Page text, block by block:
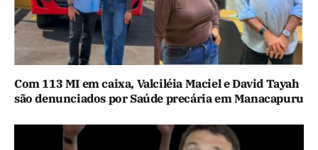
Com 113 MI em caixa, Valciléia Maciel e David Tayah
são denunciados por Saúde precária em Manacapuru